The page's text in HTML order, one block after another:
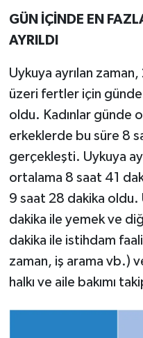
GÜN İÇİNDE EN
AYRILDI
Uykuya ayrılan
üzeri fertler için
oldu. Kadınlar günde
erkeklerde bu süre 8
gerçekleşti. Uykuya
ortalama 8 saat 41
9 saat 28 dakika oldu.
dakika ile yemek ve
dakika ile istihdam
zaman, iş arama vb.)
halkı ve aile bakımı